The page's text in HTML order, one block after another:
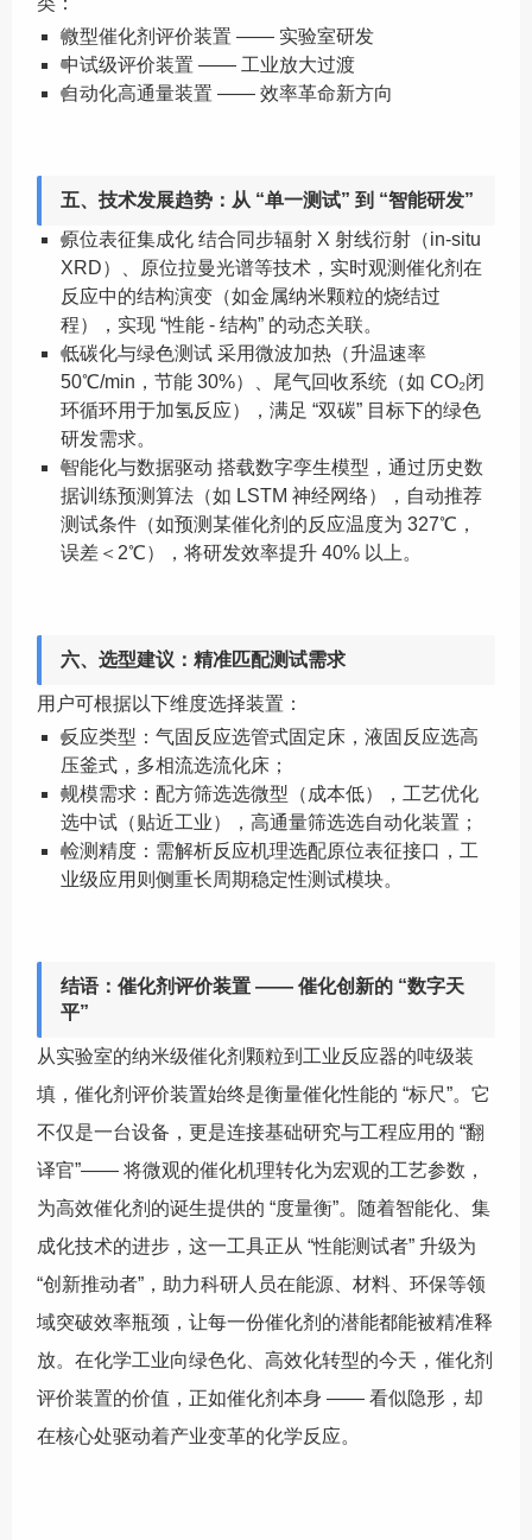
微型催化剂评价装置 —— 实验室研发
中试级评价装置 —— 工业放大过渡
自动化高通量装置 —— 效率革命新方向
五、技术发展趋势：从 “单一测试” 到 “智能研发”
原位表征集成化 结合同步辐射 X 射线衍射（in-situ
XRD）、原位拉曼光谱等技术，实时观测催化剂在
反应中的结构演变（如金属纳米颗粒的烧结过
程），实现 “性能 - 结构” 的动态关联。
低碳化与绿色测试 采用微波加热（升温速率
50℃/min，节能 30%）、尾气回收系统（如 CO₂闭
环循环用于加氢反应），满足 “双碳” 目标下的绿色
研发需求。
智能化与数据驱动 搭载数字孪生模型，通过历史数
据训练预测算法（如 LSTM 神经网络），自动推荐
测试条件（如预测某催化剂的反应温度为 327℃，
误差＜2℃），将研发效率提升 40% 以上。
六、选型建议：精准匹配测试需求
用户可根据以下维度选择装置：
反应类型：气固反应选管式固定床，液固反应选高
压釜式，多相流选流化床；
规模需求：配方筛选选微型（成本低），工艺优化
选中试（贴近工业），高通量筛选选自动化装置；
检测精度：需解析反应机理选配原位表征接口，工
业级应用则侧重长周期稳定性测试模块。
结语：催化剂评价装置 —— 催化创新的 “数字天
平”
从实验室的纳米级催化剂颗粒到工业反应器的吨级装
填，催化剂评价装置始终是衡量催化性能的 “标尺”。它
不仅是一台设备，更是连接基础研究与工程应用的 “翻
译官”—— 将微观的催化机理转化为宏观的工艺参数，
为高效催化剂的诞生提供的 “度量衡”。随着智能化、集
成化技术的进步，这一工具正从 “性能测试者” 升级为
“创新推动者”，助力科研人员在能源、材料、环保等领
域突破效率瓶颈，让每一份催化剂的潜能都能被精准释
放。在化学工业向绿色化、高效化转型的今天，催化剂
评价装置的价值，正如催化剂本身 —— 看似隐形，却
在核心处驱动着产业变革的化学反应。